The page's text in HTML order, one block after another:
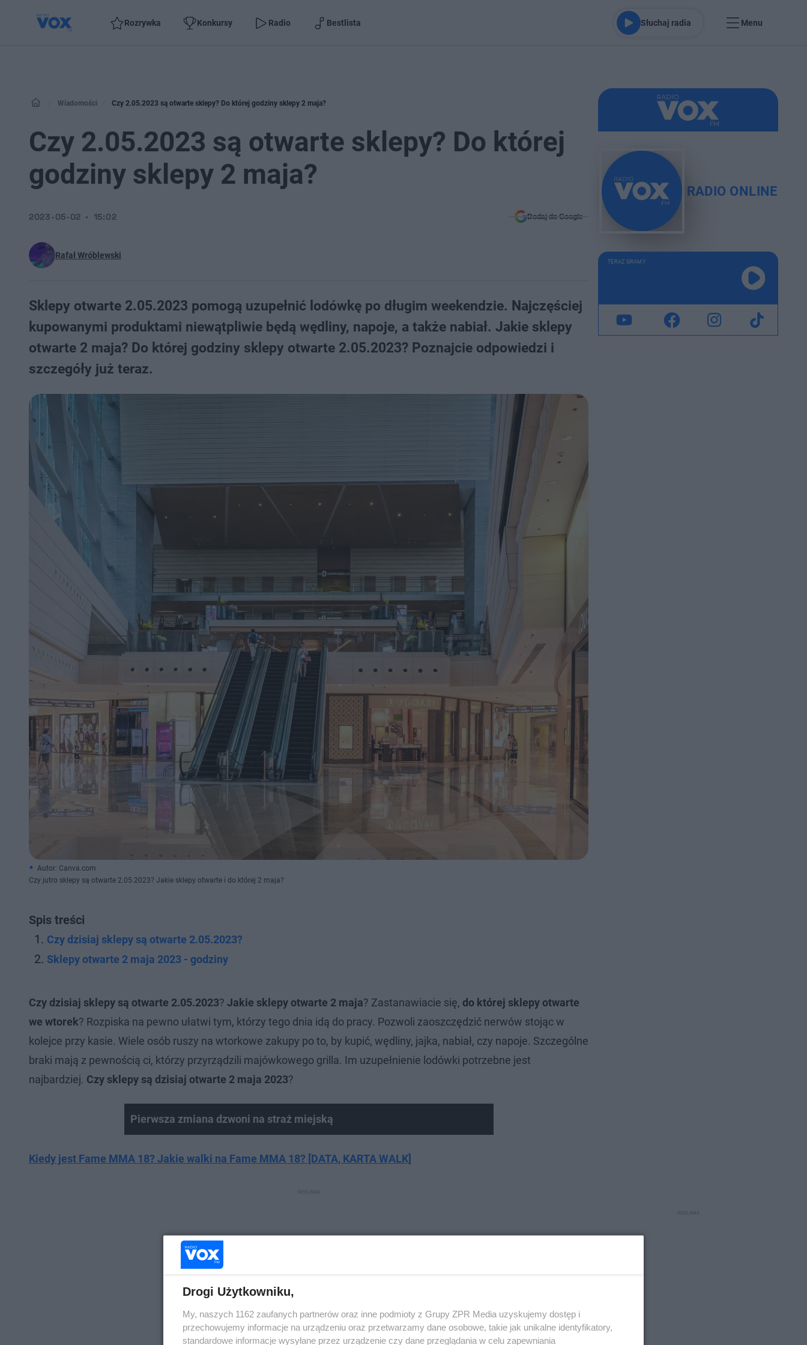
Rozrywka Konkursy Radio Bestlista Słuchaj radia Menu
Wiadomości Czy 2.05.2023 są otwarte sklepy? Do której godziny sklepy 2 maja?
Czy 2.05.2023 są otwarte sklepy? Do której
godziny sklepy 2 maja?
Rafał Wróblewski
2023-05-02 15:02 Dodaj do Google
Sklepy otwarte 2.05.2023 pomogą uzupełnić lodówkę po długim weekendzie. Najczęściej
kupowanymi produktami niewątpliwie będą wędliny, napoje, a także nabiał. Jakie sklepy
otwarte 2 maja? Do której godziny sklepy otwarte 2.05.2023? Poznajcie odpowiedzi i
szczegóły już teraz.
Autor: Canva.com
Czy jutro sklepy są otwarte 2.05.2023? Jakie sklepy otwarte i do której 2 maja?
Spis treści
Czy dzisiaj sklepy są otwarte 2.05.2023?
Sklepy otwarte 2 maja 2023 - godziny
Czy dzisiaj sklepy są otwarte 2.05.2023? Jakie sklepy otwarte 2 maja? Zastanawiacie się, do której sklepy otwarte
we wtorek? Rozpiska na pewno ułatwi tym, którzy tego dnia idą do pracy. Pozwoli zaoszczędzić nerwów stojąc w
kolejce przy kasie. Wiele osób ruszy na wtorkowe zakupy po to, by kupić, wędliny, jajka, nabiał, czy napoje. Szczególne
braki mają z pewnością ci, którzy przyrządzili majówkowego grilla. Im uzupełnienie lodówki potrzebne jest
najbardziej. Czy sklepy są dzisiaj otwarte 2 maja 2023?
Pierwsza zmiana dzwoni na straż miejską
Kiedy jest Fame MMA 18? Jakie walki na Fame MMA 18? [DATA, KARTA WALK]
RADIO ONLINE
TERAZ GRAMY
Drogi Użytkowniku,
My, naszych 1162 zaufanych partnerów oraz inne podmioty z Grupy ZPR Media uzyskujemy dostęp i
przechowujemy informacje na urządzeniu oraz przetwarzamy dane osobowe, takie jak unikalne identyfikatory,
standardowe informacje wysyłane przez urządzenie czy dane przeglądania w celu zapewniania